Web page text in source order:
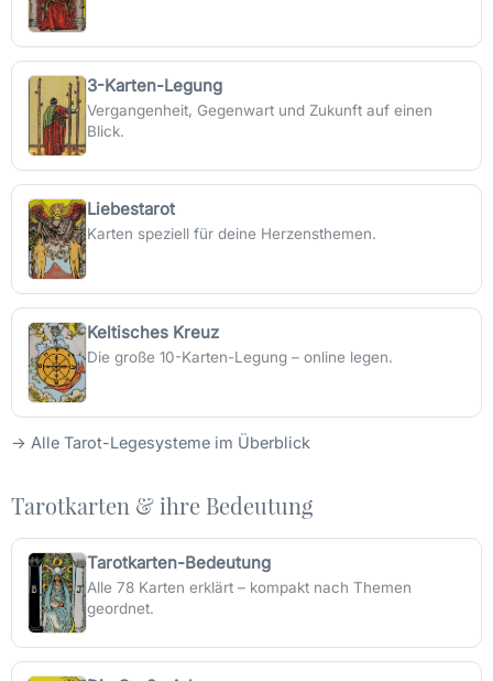
3-Karten-Legung
Vergangenheit, Gegenwart und Zukunft auf einen
Blick.
Liebestarot
Karten speziell für deine Herzensthemen.
Keltisches Kreuz
Die große 10-Karten-Legung – online legen.
→ Alle Tarot-Legesysteme im Überblick
Tarotkarten & ihre Bedeutung
Tarotkarten-Bedeutung
Alle 78 Karten erklärt – kompakt nach Themen
geordnet.